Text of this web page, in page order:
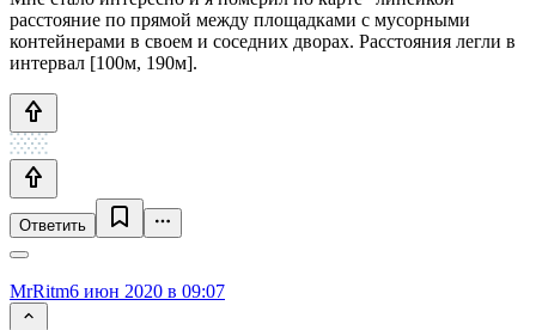
расстояние по прямой между площадками с мусорными
контейнерами в своем и соседних дворах. Расстояния легли в
интервал [100м, 190м].
Ответить
MrRitm6 июн 2020 в 09:07